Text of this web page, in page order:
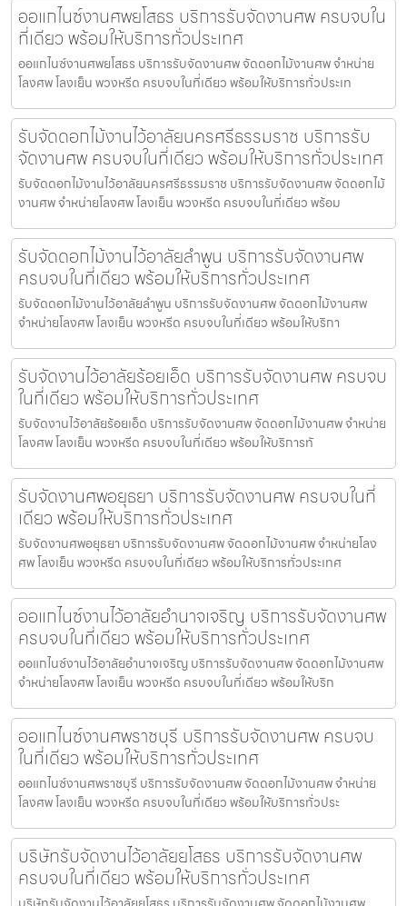
ออแกไนซ์งานศพยโสธร บริการรับจัดงานศพ ครบจบใน
ที่เดียว พร้อมให้บริการทั่วประเทศ
ออแกไนซ์งานศพยโสธร บริการรับจัดงานศพ จัดดอกไม้งานศพ จำหน่าย
โลงศพ โลงเย็น พวงหรีด ครบจบในที่เดียว พร้อมให้บริการทั่วประเท
รับจัดดอกไม้งานไว้อาลัยนครศรีธรรมราช บริการรับ
จัดงานศพ ครบจบในที่เดียว พร้อมให้บริการทั่วประเทศ
รับจัดดอกไม้งานไว้อาลัยนครศรีธรรมราช บริการรับจัดงานศพ จัดดอกไม้
งานศพ จำหน่ายโลงศพ โลงเย็น พวงหรีด ครบจบในที่เดียว พร้อม
รับจัดดอกไม้งานไว้อาลัยลำพูน บริการรับจัดงานศพ
ครบจบในที่เดียว พร้อมให้บริการทั่วประเทศ
รับจัดดอกไม้งานไว้อาลัยลำพูน บริการรับจัดงานศพ จัดดอกไม้งานศพ
จำหน่ายโลงศพ โลงเย็น พวงหรีด ครบจบในที่เดียว พร้อมให้บริกา
รับจัดงานไว้อาลัยร้อยเอ็ด บริการรับจัดงานศพ ครบจบ
ในที่เดียว พร้อมให้บริการทั่วประเทศ
รับจัดงานไว้อาลัยร้อยเอ็ด บริการรับจัดงานศพ จัดดอกไม้งานศพ จำหน่าย
โลงศพ โลงเย็น พวงหรีด ครบจบในที่เดียว พร้อมให้บริการทั
รับจัดงานศพอยุธยา บริการรับจัดงานศพ ครบจบในที่
เดียว พร้อมให้บริการทั่วประเทศ
รับจัดงานศพอยุธยา บริการรับจัดงานศพ จัดดอกไม้งานศพ จำหน่ายโลง
ศพ โลงเย็น พวงหรีด ครบจบในที่เดียว พร้อมให้บริการทั่วประเทศ
ออแกไนซ์งานไว้อาลัยอำนาจเจริญ บริการรับจัดงานศพ
ครบจบในที่เดียว พร้อมให้บริการทั่วประเทศ
ออแกไนซ์งานไว้อาลัยอำนาจเจริญ บริการรับจัดงานศพ จัดดอกไม้งานศพ
จำหน่ายโลงศพ โลงเย็น พวงหรีด ครบจบในที่เดียว พร้อมให้บริก
ออแกไนซ์งานศพราชบุรี บริการรับจัดงานศพ ครบจบ
ในที่เดียว พร้อมให้บริการทั่วประเทศ
ออแกไนซ์งานศพราชบุรี บริการรับจัดงานศพ จัดดอกไม้งานศพ จำหน่าย
โลงศพ โลงเย็น พวงหรีด ครบจบในที่เดียว พร้อมให้บริการทั่วประ
บริษัทรับจัดงานไว้อาลัยยโสธร บริการรับจัดงานศพ
ครบจบในที่เดียว พร้อมให้บริการทั่วประเทศ